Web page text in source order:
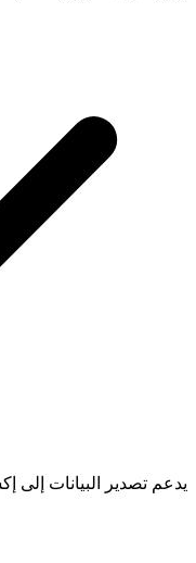
يدعم تصدير البيانات إلى